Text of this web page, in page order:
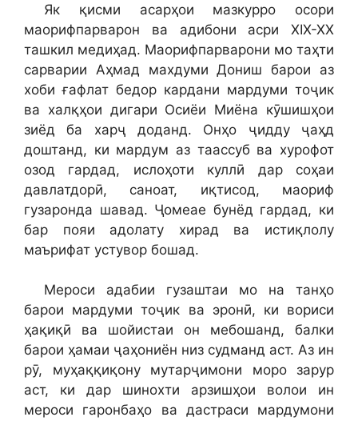
Як қисми асарҳои мазкурро осори
маорифпарварон ва адибони асри XIX-XX
ташкил медиҳад. Маорифпарварони мо таҳти
сарварии Аҳмад махдуми Дониш барои аз
хоби ғафлат бедор кардани мардуми тоҷик
ва халқҳои дигари Осиёи Миёна кӯшишҳои
зиёд ба харҷ доданд. Онҳо ҷидду ҷаҳд
доштанд, ки мардум аз таассуб ва хурофот
озод гардад, ислоҳоти куллӣ дар соҳаи
давлатдорӣ, саноат, иқтисод, маориф
гузаронда шавад. Ҷомеае бунёд гардад, ки
бар пояи адолату хирад ва истиқлолу
маърифат устувор бошад.
Мероси адабии гузаштаи мо на танҳо
барои мардуми тоҷик ва эронӣ, ки вориси
ҳақиқӣ ва шойистаи он мебошанд, балки
барои ҳамаи ҷаҳониён низ судманд аст. Аз ин
рӯ, муҳаққиқону мутарҷимони моро зарур
аст, ки дар шинохти арзишҳои волои ин
мероси гаронбаҳо ва дастраси мардумони